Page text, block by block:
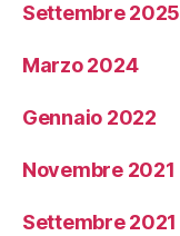
Settembre 2025
Marzo 2024
Gennaio 2022
Novembre 2021
Settembre 2021